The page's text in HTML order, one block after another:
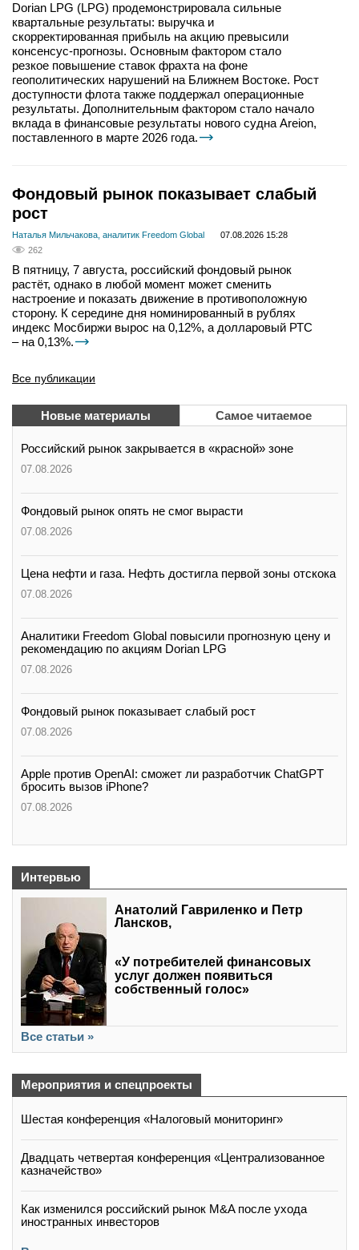
Dorian LPG (LPG) продемонстрировала сильные
квартальные результаты: выручка и
скорректированная прибыль на акцию превысили
консенсус-прогнозы. Основным фактором стало
резкое повышение ставок фрахта на фоне
геополитических нарушений на Ближнем Востоке. Рост
доступности флота также поддержал операционные
результаты. Дополнительным фактором стало начало
вклада в финансовые результаты нового судна Areion,
поставленного в марте 2026 года.
Фондовый рынок показывает слабый
рост
Наталья Мильчакова, аналитик Freedom Global
07.08.2026 15:28
262
В пятницу, 7 августа, российский фондовый рынок
растёт, однако в любой момент может сменить
настроение и показать движение в противоположную
сторону. К середине дня номинированный в рублях
индекс Мосбиржи вырос на 0,12%, а долларовый РТС
– на 0,13%.
Все публикации
Новые материалы Самое читаемое
Российский рынок закрывается в «красной» зоне
07.08.2026
Фондовый рынок опять не смог вырасти
07.08.2026
Цена нефти и газа. Нефть достигла первой зоны отскока
07.08.2026
Аналитики Freedom Global повысили прогнозную цену и
рекомендацию по акциям Dorian LPG
07.08.2026
Фондовый рынок показывает слабый рост
07.08.2026
Apple против OpenAI: сможет ли разработчик ChatGPT
бросить вызов iPhone?
07.08.2026
Интервью
Анатолий Гавриленко и Петр
Лансков,
«У потребителей финансовых
услуг должен появиться
собственный голос»
Все статьи »
Мероприятия и спецпроекты
Шестая конференция «Налоговый мониторинг»
Двадцать четвертая конференция «Централизованное
казначейство»
Как изменился российский рынок M&A после ухода
иностранных инвесторов